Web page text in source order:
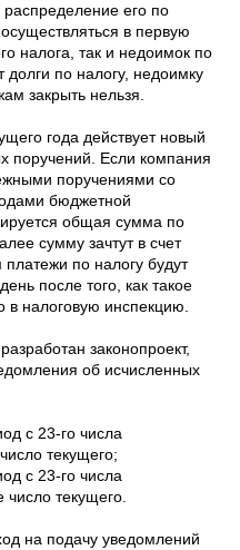
его по
в первую
налога, так и недоимок по
по налогу, недоимку
закрыть нельзя.
года действует новый
поручений. Если компания
поручениями со
бюджетной
общая сумма по
сумму зачтут в счет
по налогу будут
после того, как такое
в налоговую инспекцию.
законопроект,
об исчисленных
с 23-го числа
текущего;
с 23-го числа
текущего.
на подачу уведомлений